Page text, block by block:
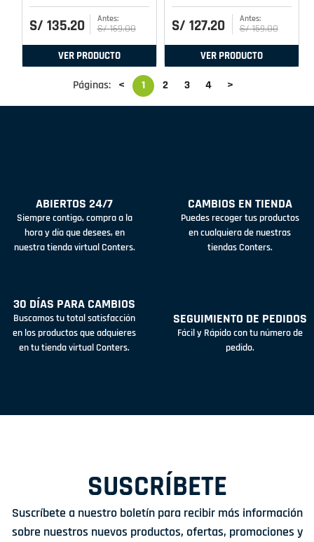
S/ 135.20 S/ 169.00
VER PRODUCTO
S/ 127.20 S/ 159.00
VER PRODUCTO
Páginas: < 1 2 3 4 >
ABIERTOS 24/7
Siempre contigo, compra a la
hora y día que desees, en
nuestra tienda virtual Conters.
CAMBIOS EN TIENDA
Puedes recoger tus productos
en cualquiera de nuestras
tiendas Conters.
30 DÍAS PARA CAMBIOS
Buscamos tu total satisfacción
en los productos que adquieres
en tu tienda virtual Conters.
SEGUIMIENTO DE PEDIDOS
Fácil y Rápido con tu número de
pedido.
SUSCRÍBETE
Suscríbete a nuestro boletín para recibir más información
sobre nuestros nuevos productos, ofertas, promociones y